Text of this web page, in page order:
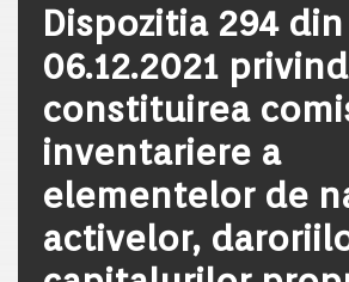
Dispozitia 294 din
06.12.2021 privind
constituirea
inventariere a
elementelor de
activelor,